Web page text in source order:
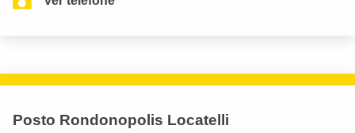
Posto Rondonopolis Locatelli